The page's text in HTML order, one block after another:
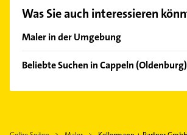
auswählen. Hier finden Sie alle
Was Sie auch interessieren
Maler in der Umgebung
Emstek
Bakum Kreis Vechta
Beliebte Suchen in Cappeln (Oldenburg)